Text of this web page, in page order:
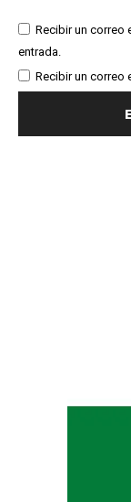
Recibir un correo
entrada.
Recibir un correo